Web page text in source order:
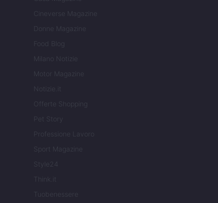
Cineverse Magazine
Donne Magazine
Food Blog
Milano Notizie
Motor Magazine
Notizie.it
Offerte Shopping
Pet Story
Professione Lavoro
Sport Magazine
Style24
Think.it
Tuobenessere